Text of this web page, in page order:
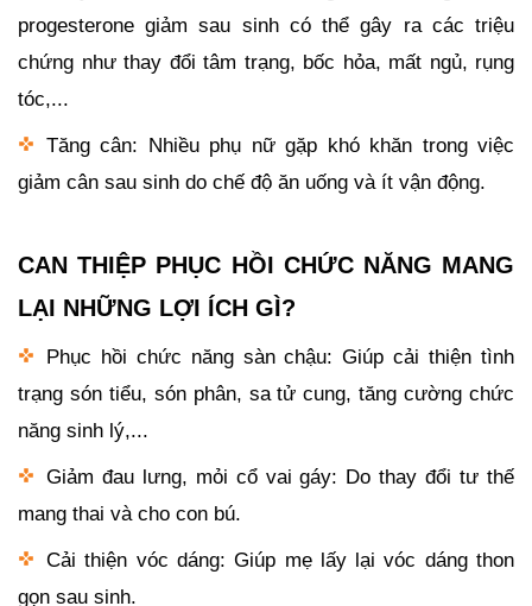
progesterone giảm sau sinh có thể gây ra các triệu
chứng như thay đổi tâm trạng, bốc hỏa, mất ngủ, rụng
tóc,...
Tăng cân: Nhiều phụ nữ gặp khó khăn trong việc
giảm cân sau sinh do chế độ ăn uống và ít vận động.
CAN THIỆP PHỤC HỒI CHỨC NĂNG MANG
LẠI NHỮNG LỢI ÍCH GÌ?
Phục hồi chức năng sàn chậu: Giúp cải thiện tình
trạng són tiểu, són phân, sa tử cung, tăng cường chức
năng sinh lý,...
Giảm đau lưng, mỏi cổ vai gáy: Do thay đổi tư thế
mang thai và cho con bú.
Cải thiện vóc dáng: Giúp mẹ lấy lại vóc dáng thon
gọn sau sinh.